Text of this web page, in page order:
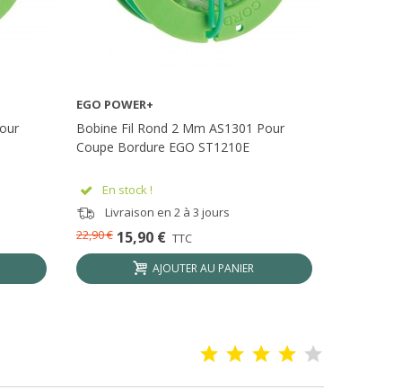
EGO POWER+
Bobine Fil Rond 2 Mm AS1301 Pour
Coupe Bordure EGO ST1210E
En stock !
Livraison en 2 à 3 jours
15,90 € TTC
22,90 €
AJOUTER AU PANIER